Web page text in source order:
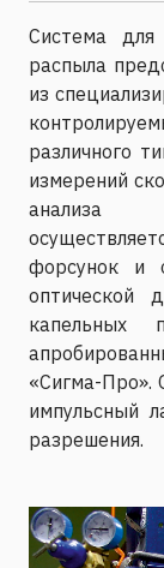
Система для
распыла
из
различного
измерений
анализа
форсунок и
оптической
капельных
«Сигма-Про».
импульсный
разрешения.